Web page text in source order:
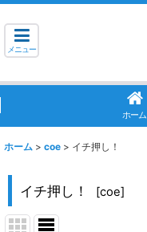
メニュー
ホーム
ホーム > coe > イチ押し！
イチ押し！ [coe]